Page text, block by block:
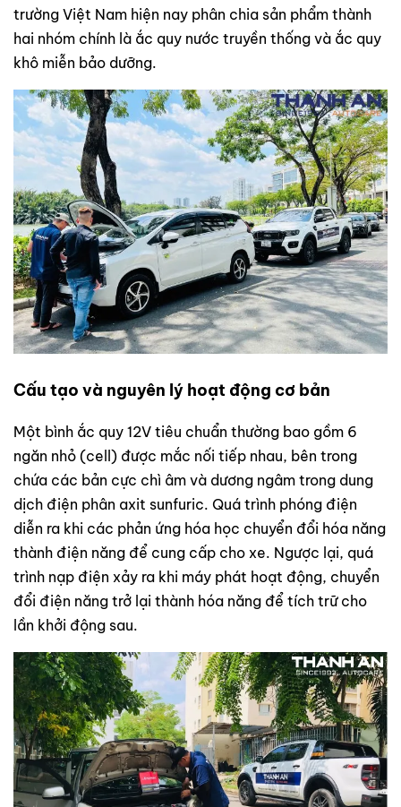
trường Việt Nam hiện nay phân chia sản phẩm thành
hai nhóm chính là ắc quy nước truyền thống và ắc quy
khô miễn bảo dưỡng.
Cấu tạo và nguyên lý hoạt động cơ bản
Một bình ắc quy 12V tiêu chuẩn thường bao gồm 6
ngăn nhỏ (cell) được mắc nối tiếp nhau, bên trong
chứa các bản cực chì âm và dương ngâm trong dung
dịch điện phân axit sunfuric. Quá trình phóng điện
diễn ra khi các phản ứng hóa học chuyển đổi hóa năng
thành điện năng để cung cấp cho xe. Ngược lại, quá
trình nạp điện xảy ra khi máy phát hoạt động, chuyển
đổi điện năng trở lại thành hóa năng để tích trữ cho
lần khởi động sau.